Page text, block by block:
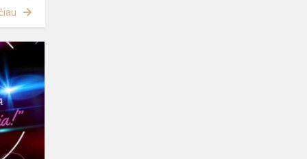
respublikinis
jaunųjų
konkursas
„Skambėk...